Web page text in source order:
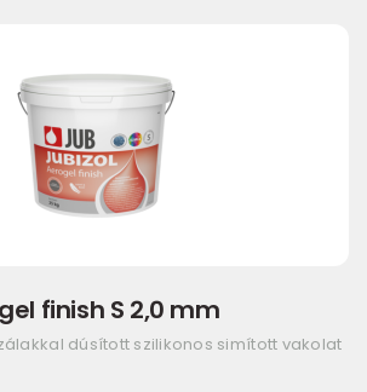
finish S 2,0 mm
dúsított szilikonos simított vakolat